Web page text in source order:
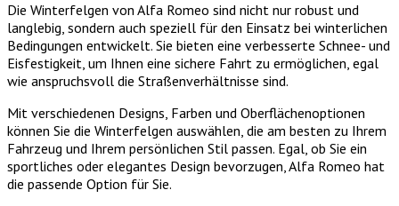
Die Winterfelgen von Alfa Romeo sind nicht nur robust und
langlebig, sondern auch speziell für den Einsatz bei winterlichen
Bedingungen entwickelt. Sie bieten eine verbesserte Schnee- und
Eisfestigkeit, um Ihnen eine sichere Fahrt zu ermöglichen, egal
wie anspruchsvoll die Straßenverhältnisse sind.
Mit verschiedenen Designs, Farben und Oberflächenoptionen
können Sie die Winterfelgen auswählen, die am besten zu Ihrem
Fahrzeug und Ihrem persönlichen Stil passen. Egal, ob Sie ein
sportliches oder elegantes Design bevorzugen, Alfa Romeo hat
die passende Option für Sie.